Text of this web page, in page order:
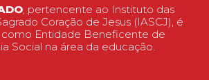
, pertencente ao Instituto das
Coração de Jesus (IASCJ), é
Entidade Beneficente de
Social na área da educação.